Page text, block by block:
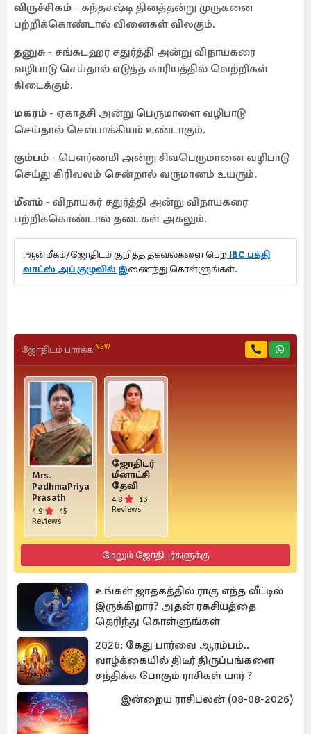
விருச்சிகம் - கந்தசஷ்டி தினத்தன்று முருகனை
பற்றிக்கொண்டால் வினைகள் விலகும்.
தனுசு - சங்கடஹர சதுர்த்தி அன்று விநாயகரை
வழிபாடு செய்தால் எடுத்த காரியத்தில் வெற்றிகள்
கிடைக்கும்.
மகரம் - ஏகாதசி அன்று பெருமாளை வழிபாடு
செய்தால் செளபாக்கியம் உண்டாகும்.
கும்பம் - பெளர்ணமி அன்று சிவபெருமானை வழிபாடு
செய்து கிரிவலம் சென்றால் வருமானம் உயரும்.
மீனம் - விநாயகர் சதுர்த்தி அன்று விநாயகரை
பற்றிக்கொண்டால் தடைகள் அகலும்.
ஆன்மீகம்/ஜோதிடம் குறித்த தகவல்களை பெற IBC பக்தி
வாட்ஸ் அப் குழுவில் இணைந்து கொள்ளுங்கள்.
ஜோதிடம் பார்க்க NEW
Mrs.
PadhmaPriya
Prasath
4.9
45
Reviews
ஜோதிடர்
மீனாட்சி
தேவி
4.8
13
Reviews
மேலும் ஜோதிடர்களுக்கு
உங்கள் ஜாதகத்தில் ராகு எந்த வீட்டில்
இருக்கிறார்? அதன் ரகசியத்தை
தெரிந்து கொள்ளுங்கள்
2026: கேது பார்வை ஆரம்பம்..
வாழ்க்கையில் திடீர் திருப்பங்களை
சந்திக்க போகும் ராசிகள் யார் ?
இன்றைய ராசிபலன் (08-08-2026)